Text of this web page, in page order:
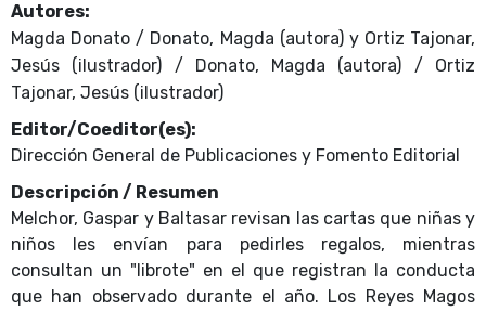
Autores:
Magda Donato / Donato, Magda (autora) y Ortiz Tajonar,
Jesús (ilustrador) / Donato, Magda (autora) / Ortiz
Tajonar, Jesús (ilustrador)
Editor/Coeditor(es):
Dirección General de Publicaciones y Fomento Editorial
Descripción / Resumen
Melchor, Gaspar y Baltasar revisan las cartas que niñas y
niños les envían para pedirles regalos, mientras
consultan un "librote" en el que registran la conducta
que han observado durante el año. Los Reyes Magos